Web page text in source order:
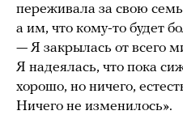
переживала за свою
а им, что кому-то будет
— Я закрылась от всего
Я надеялась, что пока
хорошо, но ничего,
Ничего не изменилось».